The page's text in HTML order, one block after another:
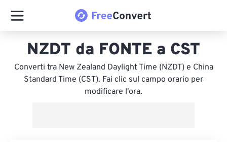
NZDT da FONTE a CST
Converti tra New Zealand Daylight Time (NZDT) e China
Standard Time (CST). Fai clic sul campo orario per
modificare l'ora.